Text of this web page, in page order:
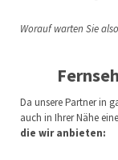
Worauf warten Sie
Da unsere Partner in
auch in Ihrer Nähe
die wir anbieten: